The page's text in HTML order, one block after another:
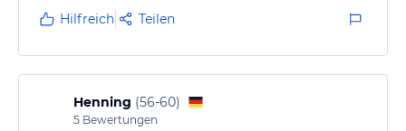
Hilfreich Teilen
Henning (56-60)
5 Bewertungen